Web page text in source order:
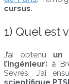
cursus.
1) Quel est
J’ai obtenu un
l’ingénieur) à
Sèvres. J’ai